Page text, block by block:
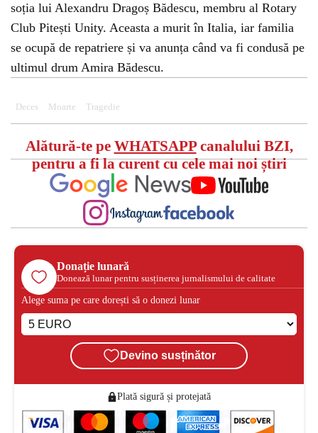
soția lui Alexandru Dragoș Bădescu, membru al Rotary
Club Pitești Unity. Aceasta a murit în Italia, iar familia
se ocupă de repatriere și va anunța când va fi condusă pe
ultimul drum Amira Bădescu.
Deces Moarte Tragedie
Alătură-te pe WHATSAPPcanalului BZI,
pentru a fi la curent cu cele mai noi știri
Donație lunară
Donează lunar pentru susținerea jurnalismului de calitate
Alege suma pe care dorești să o donezi lunar
Devino susținător
Plată sigură și protejată